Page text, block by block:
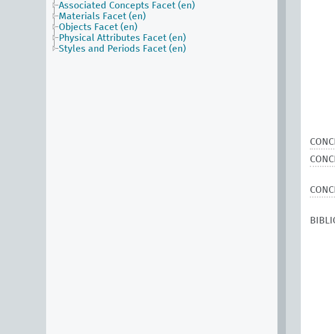
Associated Concepts Facet (en)
Materials Facet (en)
Objects Facet (en)
Physical Attributes Facet (en)
Styles and Periods Facet (en)